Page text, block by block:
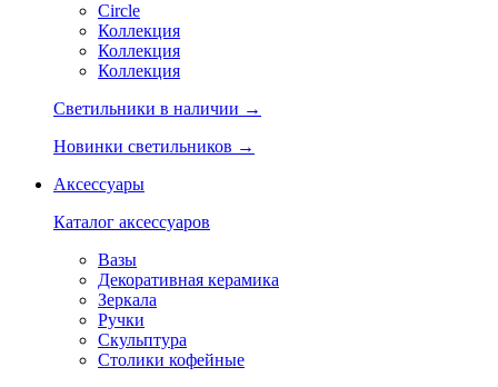
Circle
Коллекция
Коллекция
Коллекция
Светильники в наличии →
Новинки светильников →
Аксессуары
Каталог аксессуаров
Вазы
Декоративная керамика
Зеркала
Ручки
Скульптура
Столики кофейные